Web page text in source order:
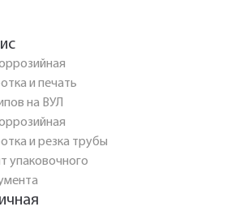
и печать
на ВУЛ
и резка трубы
упаковочного